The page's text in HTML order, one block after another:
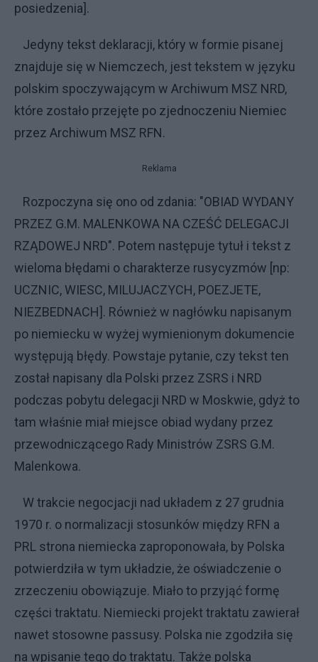
posiedzenia].
Jedyny tekst deklaracji, który w formie pisanej
znajduje się w Niemczech, jest tekstem w języku
polskim spoczywającym w Archiwum MSZ NRD,
które zostało przejęte po zjednoczeniu Niemiec
przez Archiwum MSZ RFN.
Reklama
Rozpoczyna się ono od zdania: "OBIAD WYDANY
PRZEZ G.M. MALENKOWA NA CZEŚĆ DELEGACJI
RZĄDOWEJ NRD". Potem następuje tytuł i tekst z
wieloma błędami o charakterze rusycyzmów [np:
UCZNIC, WIESC, MILUJACZYCH, POEZJETE,
NIEZBEDNACH]. Również w nagłówku napisanym
po niemiecku w wyżej wymienionym dokumencie
występują błędy. Powstaje pytanie, czy tekst ten
został napisany dla Polski przez ZSRS i NRD
podczas pobytu delegacji NRD w Moskwie, gdyż to
tam właśnie miał miejsce obiad wydany przez
przewodniczącego Rady Ministrów ZSRS G.M.
Malenkowa.
W trakcie negocjacji nad układem z 27 grudnia
1970 r. o normalizacji stosunków między RFN a
PRL strona niemiecka zaproponowała, by Polska
potwierdziła w tym układzie, że oświadczenie o
zrzeczeniu obowiązuje. Miało to przyjąć formę
części traktatu. Niemiecki projekt traktatu zawierał
nawet stosowne passusy. Polska nie zgodziła się
na wpisanie tego do traktatu. Także polska